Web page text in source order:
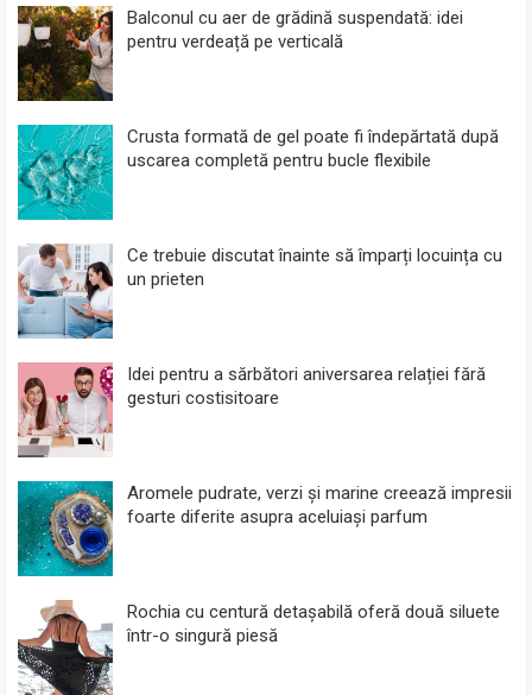
Balconul cu aer de grădină suspendată: idei
pentru verdeață pe verticală
Crusta formată de gel poate fi îndepărtată după
uscarea completă pentru bucle flexibile
Ce trebuie discutat înainte să împarți locuința cu
un prieten
Idei pentru a sărbători aniversarea relației fără
gesturi costisitoare
Aromele pudrate, verzi și marine creează impresii
foarte diferite asupra aceluiași parfum
Rochia cu centură detașabilă oferă două siluete
într-o singură piesă